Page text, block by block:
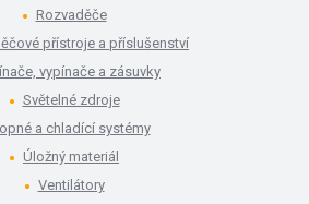
Rozvaděče
přístroje a příslušenství
vypínače a zásuvky
Světelné zdroje
a chladící systémy
Úložný materiál
Ventilátory